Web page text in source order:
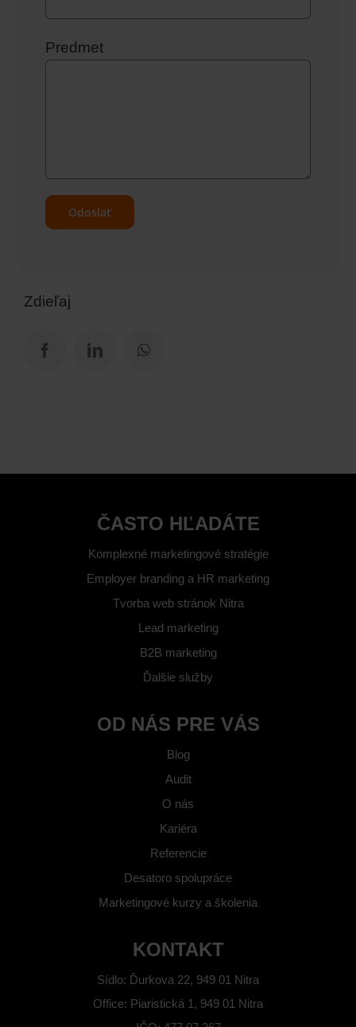
Zdieľaj
Predmet
ČASTO HĽADÁTE
Komplexné marketingové stratégie
Employer branding a HR marketing
Tvorba web stránok Nitra
Lead marketing
B2B marketing
Ďalšie služby
OD NÁS PRE VÁS
Blog
Audit
O nás
Kariéra
Referencie
Desatoro spolupráce
Marketingové kurzy a školenia
KONTAKT
Sídlo: Ďurkova 22, 949 01 Nitra
Office: Piaristická 1, 949 01 Nitra